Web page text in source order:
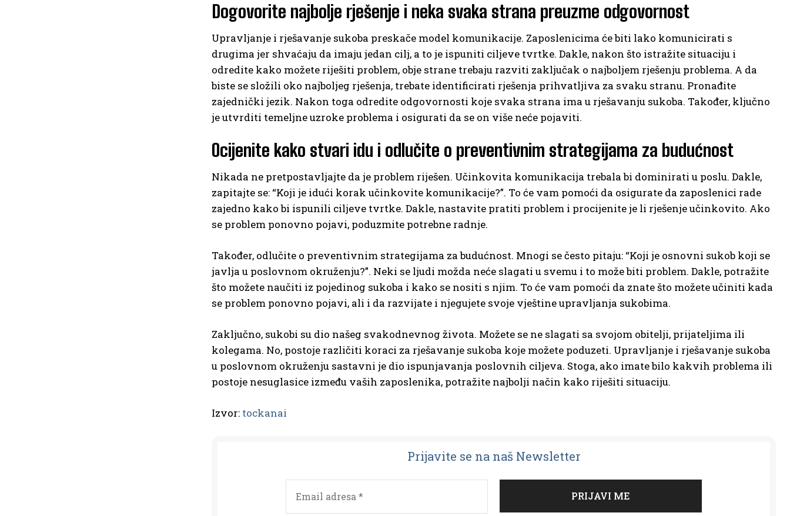
Dogovorite najbolje rješenje i neka svaka strana preuzme odgovornost
Upravljanje i rješavanje sukoba preskače model komunikacije. Zaposlenicima će biti lako komunicirati s
drugima jer shvaćaju da imaju jedan cilj, a to je ispuniti ciljeve tvrtke. Dakle, nakon što istražite situaciju i
odredite kako možete riješiti problem, obje strane trebaju razviti zaključak o najboljem rješenju problema. A da
biste se složili oko najboljeg rješenja, trebate identificirati rješenja prihvatljiva za svaku stranu. Pronađite
zajednički jezik. Nakon toga odredite odgovornosti koje svaka strana ima u rješavanju sukoba. Također, ključno
je utvrditi temeljne uzroke problema i osigurati da se on više neće pojaviti.
Ocijenite kako stvari idu i odlučite o preventivnim strategijama za budućnost
Nikada ne pretpostavljajte da je problem riješen. Učinkovita komunikacija trebala bi dominirati u poslu. Dakle,
zapitajte se: “Koji je idući korak učinkovite komunikacije?”. To će vam pomoći da osigurate da zaposlenici rade
zajedno kako bi ispunili ciljeve tvrtke. Dakle, nastavite pratiti problem i procijenite je li rješenje učinkovito. Ako
se problem ponovno pojavi, poduzmite potrebne radnje.
Također, odlučite o preventivnim strategijama za budućnost. Mnogi se često pitaju: “Koji je osnovni sukob koji se
javlja u poslovnom okruženju?”. Neki se ljudi možda neće slagati u svemu i to može biti problem. Dakle, potražite
što možete naučiti iz pojedinog sukoba i kako se nositi s njim. To će vam pomoći da znate što možete učiniti kada
se problem ponovno pojavi, ali i da razvijate i njegujete svoje vještine upravljanja sukobima.
Zaključno, sukobi su dio našeg svakodnevnog života. Možete se ne slagati sa svojom obitelji, prijateljima ili
kolegama. No, postoje različiti koraci za rješavanje sukoba koje možete poduzeti. Upravljanje i rješavanje sukoba
u poslovnom okruženju sastavni je dio ispunjavanja poslovnih ciljeva. Stoga, ako imate bilo kakvih problema ili
postoje nesuglasice između vaših zaposlenika, potražite najbolji način kako riješiti situaciju.
Izvor: tockanai
Prijavite se na naš Newsletter